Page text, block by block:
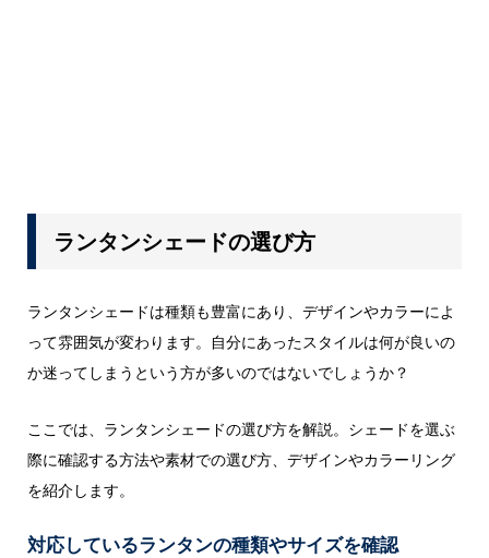
ランタンシェードの選び方
ランタンシェードは種類も豊富にあり、デザインやカラーによ
って雰囲気が変わります。自分にあったスタイルは何が良いの
か迷ってしまうという方が多いのではないでしょうか？
ここでは、ランタンシェードの選び方を解説。シェードを選ぶ
際に確認する方法や素材での選び方、デザインやカラーリング
を紹介します。
対応しているランタンの種類やサイズを確認